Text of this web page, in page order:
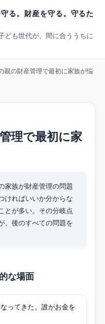
る。財産を守る。守るた
ども世代が、間に合ううちに
親の財産管理で最初に家族が悩
理で最初に家
家族が財産管理の問題
ければいいか分からな
とが多い。その分岐点
、後のすべての問題を
な場面
ってきた。誰がお金を